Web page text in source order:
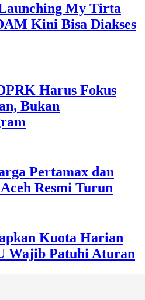
My Tirta
Kini Bisa Diakses
Harus Fokus
Bukan
Pertamax dan
Resmi Turun
Kuota Harian
Wajib Patuhi Aturan